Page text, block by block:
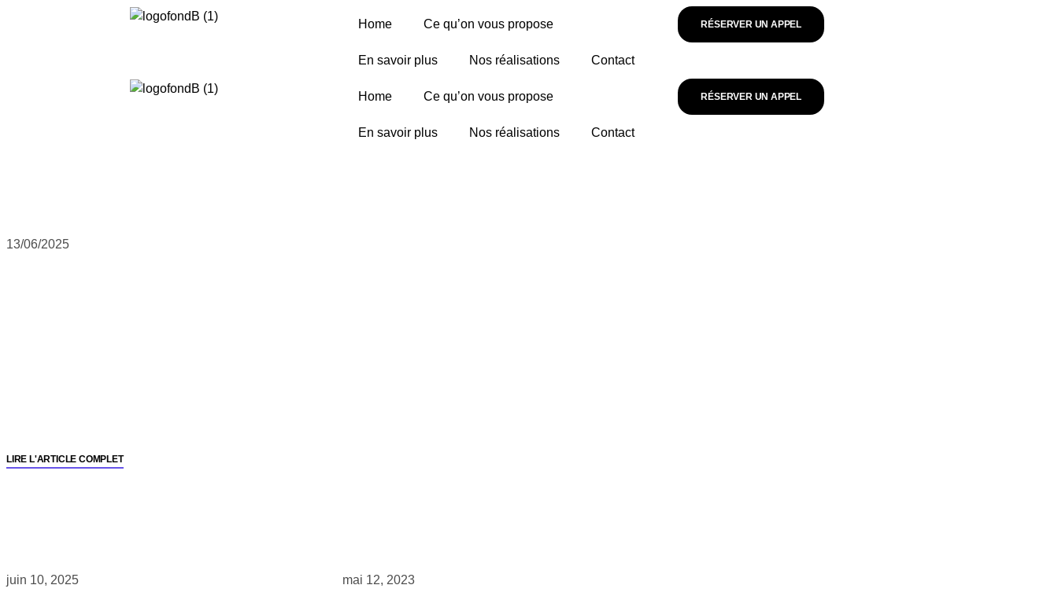
Home Ce qu’on vous propose
En savoir plus Nos réalisations Contact
RÉSERVER UN APPEL
Home Ce qu’on vous propose
En savoir plus Nos réalisations Contact
RÉSERVER UN APPEL
13/06/2025
LIRE L'ARTICLE COMPLET
juin 10, 2025 mai 12, 2023